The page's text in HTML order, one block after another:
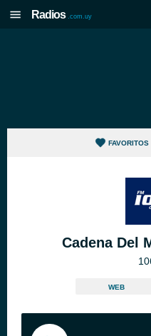
Radios .com.uy
FAVORITOS
Cadena Del
WEB